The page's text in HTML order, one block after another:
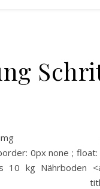
0px none ;
kg Nährboden